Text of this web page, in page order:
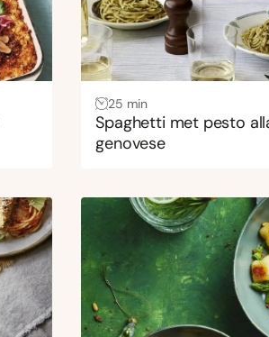
25 min
Spaghetti met pesto
genovese